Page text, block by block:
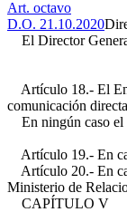
Art. octavo
D.O. 21.10.2020
El Director
Artículo 18.- El
comunicación
En ningún caso el
Artículo 19.- En
Artículo 20.- En
Ministerio de
CAPÍTULO V